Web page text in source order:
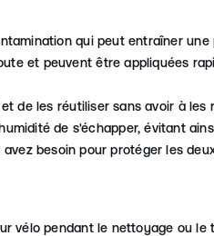
qui peut entraîner une
et peuvent être appliquées
de les réutiliser sans avoir à les
de s'échapper, évitant
besoin pour protéger les
vélo pendant le nettoyage ou le